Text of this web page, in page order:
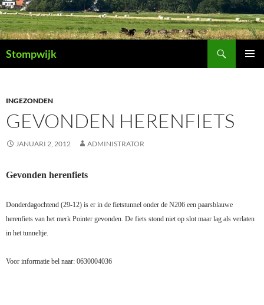
Ga
naar
de
inhoud
Stompwijk
INGEZONDEN
GEVONDEN HERENFIETS
JANUARI 2, 2012 ADMINISTRATOR
Gevonden herenfiets
Donderdagochtend (29-12) is er in de fietstunnel onder de N206 een paarsblauwe
herenfiets van het merk Pointer gevonden. De fiets stond niet op slot maar lag als verlaten
in het tunneltje.
Voor informatie bel naar: 0630004036